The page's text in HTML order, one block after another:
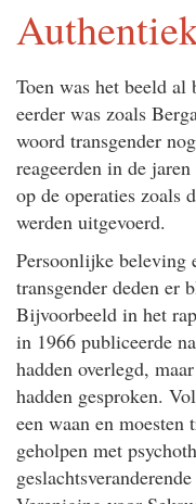
Toen was het beeld
eerder was zoals
woord transgender
reageerden in de
op de operaties zoals
werden uitgevoerd.
Persoonlijke beleving
transgender deden er
Bijvoorbeeld in het
in 1966 publiceerde
hadden overlegd,
hadden gesproken.
een waan en moesten
geholpen met